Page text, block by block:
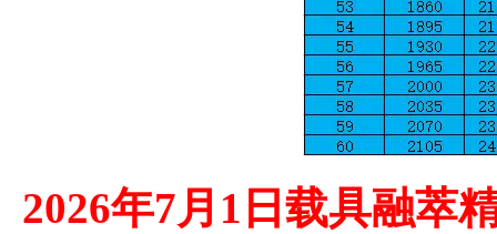
2026年7月1日载具融萃